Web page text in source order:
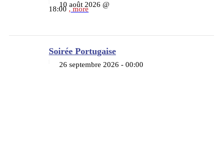
10 août 2026 @
18:00 , more
Soirée Portugaise
26 septembre 2026 - 00:00